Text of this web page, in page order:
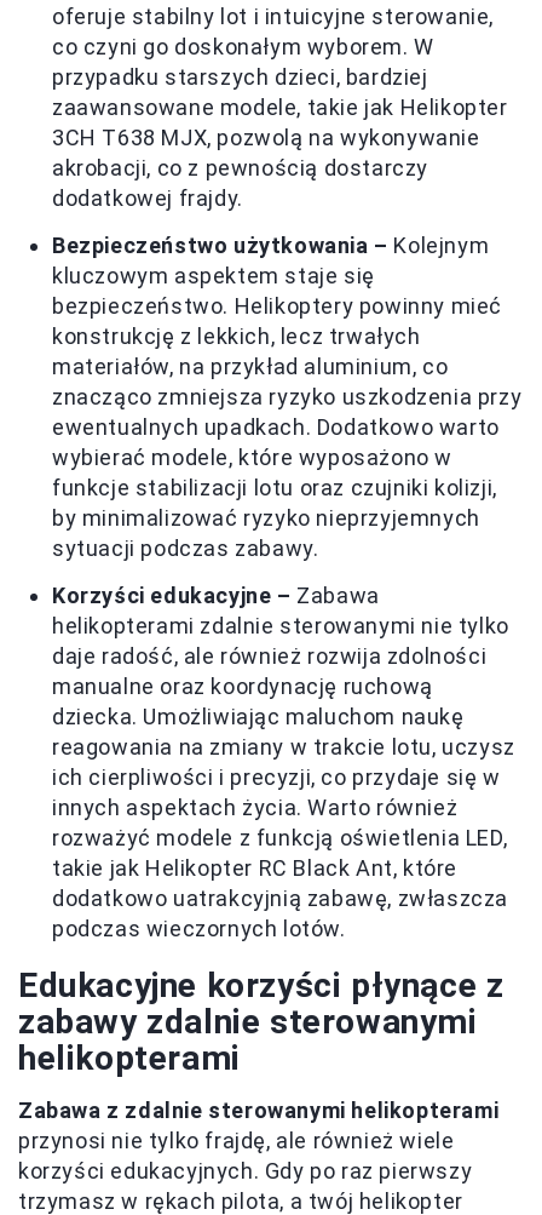
oferuje stabilny lot i intuicyjne sterowanie,
co czyni go doskonałym wyborem. W
przypadku starszych dzieci, bardziej
zaawansowane modele, takie jak Helikopter
3CH T638 MJX, pozwolą na wykonywanie
akrobacji, co z pewnością dostarczy
dodatkowej frajdy.
Bezpieczeństwo użytkowania – Kolejnym
kluczowym aspektem staje się
bezpieczeństwo. Helikoptery powinny mieć
konstrukcję z lekkich, lecz trwałych
materiałów, na przykład aluminium, co
znacząco zmniejsza ryzyko uszkodzenia przy
ewentualnych upadkach. Dodatkowo warto
wybierać modele, które wyposażono w
funkcje stabilizacji lotu oraz czujniki kolizji,
by minimalizować ryzyko nieprzyjemnych
sytuacji podczas zabawy.
Korzyści edukacyjne – Zabawa
helikopterami zdalnie sterowanymi nie tylko
daje radość, ale również rozwija zdolności
manualne oraz koordynację ruchową
dziecka. Umożliwiając maluchom naukę
reagowania na zmiany w trakcie lotu, uczysz
ich cierpliwości i precyzji, co przydaje się w
innych aspektach życia. Warto również
rozważyć modele z funkcją oświetlenia LED,
takie jak Helikopter RC Black Ant, które
dodatkowo uatrakcyjnią zabawę, zwłaszcza
podczas wieczornych lotów.
Edukacyjne korzyści płynące z
zabawy zdalnie sterowanymi
helikopterami
Zabawa z zdalnie sterowanymi helikopterami
przynosi nie tylko frajdę, ale również wiele
korzyści edukacyjnych. Gdy po raz pierwszy
trzymasz w rękach pilota, a twój helikopter